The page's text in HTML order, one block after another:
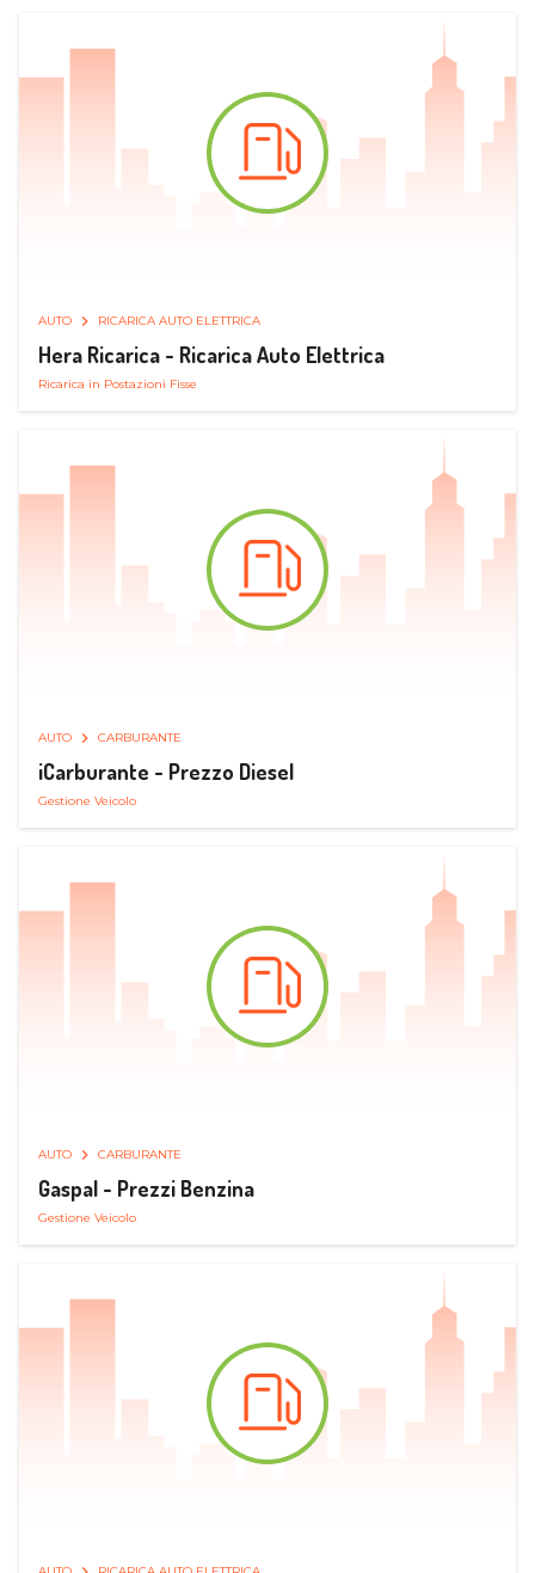
AUTO RICARICA AUTO ELETTRICA
Hera Ricarica - Ricarica Auto Elettrica
Ricarica in Postazioni Fisse
AUTO CARBURANTE
iCarburante - Prezzo Diesel
Gestione Veicolo
AUTO CARBURANTE
Gaspal - Prezzi Benzina
Gestione Veicolo